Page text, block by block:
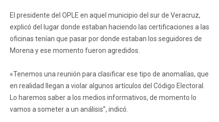
El presidente del OPLE en aquel municipio del sur de Veracruz,
explicó del lugar donde estaban haciendo las certificaciones a las
oficinas tenían que pasar por donde estaban los seguidores de
Morena y ese momento fueron agredidos.
«Tenemos una reunión para clasificar ese tipo de anomalías, que
en realidad llegan a violar algunos artículos del Código Electoral.
Lo haremos saber a los medios informativos, de momento lo
vamos a someter a un análisis”, indicó.